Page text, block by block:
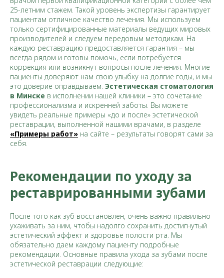
25-летним стажем. Такой уровень экспертизы гарантирует
пациентам отличное качество лечения. Мы используем
только сертифицированные материалы ведущих мировых
производителей и следуем передовым методикам. На
каждую реставрацию предоставляется гарантия – мы
всегда рядом и готовы помочь, если потребуется
коррекция или возникнут вопросы после лечения. Многие
пациенты доверяют нам свою улыбку на долгие годы, и мы
это доверие оправдываем. Эстетическая стоматология
в Минске в исполнении нашей клиники – это сочетание
профессионализма и искренней заботы. Вы можете
увидеть реальные примеры «до и после» эстетической
реставрации, выполненной нашими врачами, в разделе
«Примеры работ» на сайте – результаты говорят сами за
себя.
Рекомендации по уходу за
реставрированными зубами
После того как зуб восстановлен, очень важно правильно
ухаживать за ним, чтобы надолго сохранить достигнутый
эстетический эффект и здоровье полости рта. Мы
обязательно даем каждому пациенту подробные
рекомендации. Основные правила ухода за зубами после
эстетической реставрации следующие: